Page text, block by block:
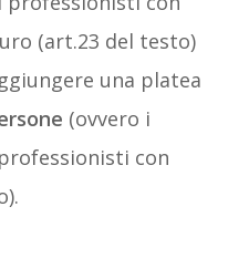
(art.23 del testo)
una platea
(ovvero i
con